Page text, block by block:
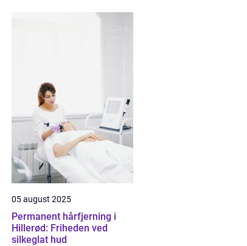
05 august 2025
Permanent hårfjerning i
Hillerød: Friheden ved
silkeglat hud